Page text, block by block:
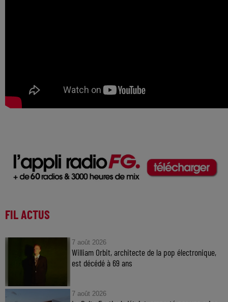
FIL ACTUS
7 août 2026
William Orbit, architecte de la pop électronique,
est décédé à 69 ans
7 août 2026